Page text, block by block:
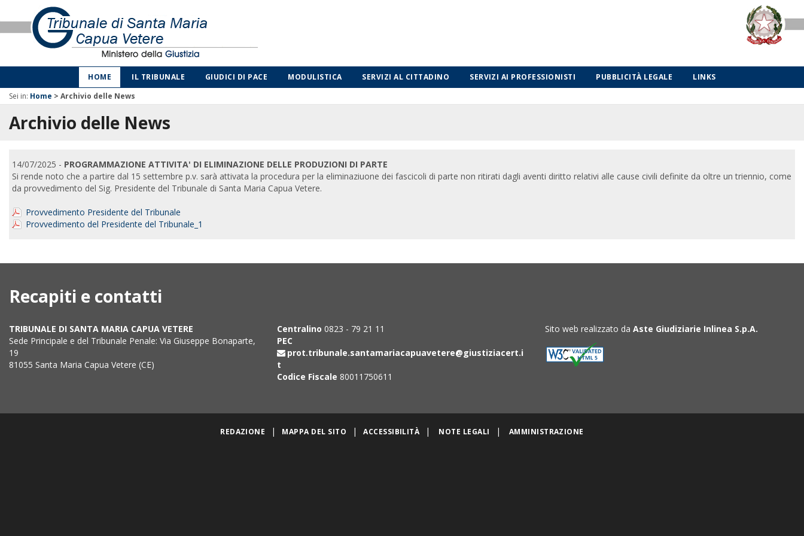
HOME IL TRIBUNALE GIUDICI DI PACE MODULISTICA SERVIZI AL CITTADINO SERVIZI AI PROFESSIONISTI PUBBLICITÀ LEGALE
LINKS
Sei in: Home > Archivio delle News
Archivio delle News
14/07/2025 - PROGRAMMAZIONE ATTIVITA' DI ELIMINAZIONE DELLE PRODUZIONI DI PARTE
Si rende noto che a partire dal 15 settembre p.v. sarà attivata la procedura per la eliminaziuone dei fascicoli di parte non ritirati dagli aventi diritto relativi alle cause civili definite da oltre un triennio, come
da provvedimento del Sig. Presidente del Tribunale di Santa Maria Capua Vetere.
Provvedimento Presidente del Tribunale
Provvedimento del Presidente del Tribunale_1
Recapiti e contatti
TRIBUNALE DI SANTA MARIA CAPUA VETERE
Sede Principale e del Tribunale Penale: Via Giuseppe Bonaparte,
19
81055 Santa Maria Capua Vetere (CE)
Centralino 0823 - 79 21 11
PEC
prot.tribunale.santamariacapuavetere@giustiziacert.i
t
Codice Fiscale 80011750611
Sito web realizzato da Aste Giudiziarie Inlinea S.p.A.
REDAZIONE | MAPPA DEL SITO | ACCESSIBILITÀ | NOTE LEGALI | AMMINISTRAZIONE